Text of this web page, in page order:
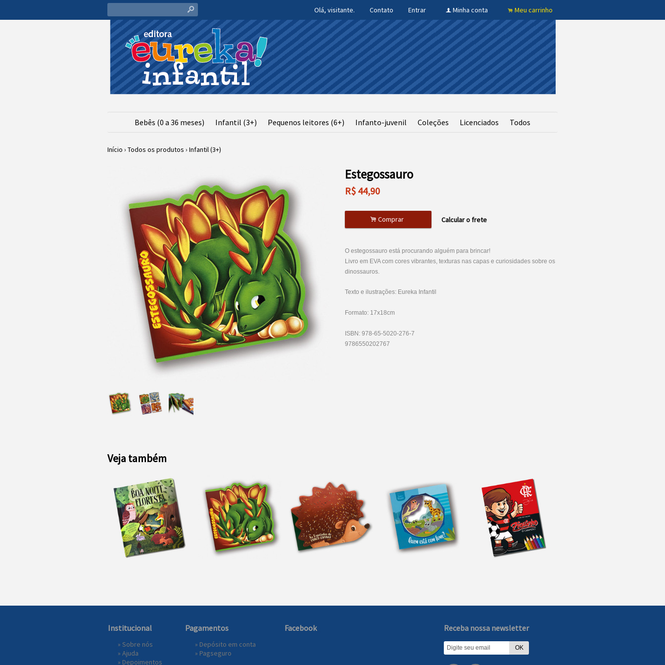
s Olá, visitante. Contato Entrar f Minha conta . Meu carrinho
Bebês (0 a 36 meses) Infantil (3+) Pequenos leitores (6+) Infanto-juvenil Coleções Licenciados Todos
Início › Todos os produtos › Infantil (3+)
Estegossauro
R$ 44,90
. Comprar Calcular o frete
O estegossauro está procurando alguém para brincar!
Livro em EVA com cores vibrantes, texturas nas capas e curiosidades sobre os
dinossauros.
Texto e ilustrações: Eureka Infantil
Formato: 17x18cm
ISBN: 978-65-5020-276-7
9786550202767
Veja também
Institucional
» Sobre nós
» Ajuda
» Depoimentos
Pagamentos
» Depósito em conta
» Pagseguro
Facebook Receba nossa newsletter